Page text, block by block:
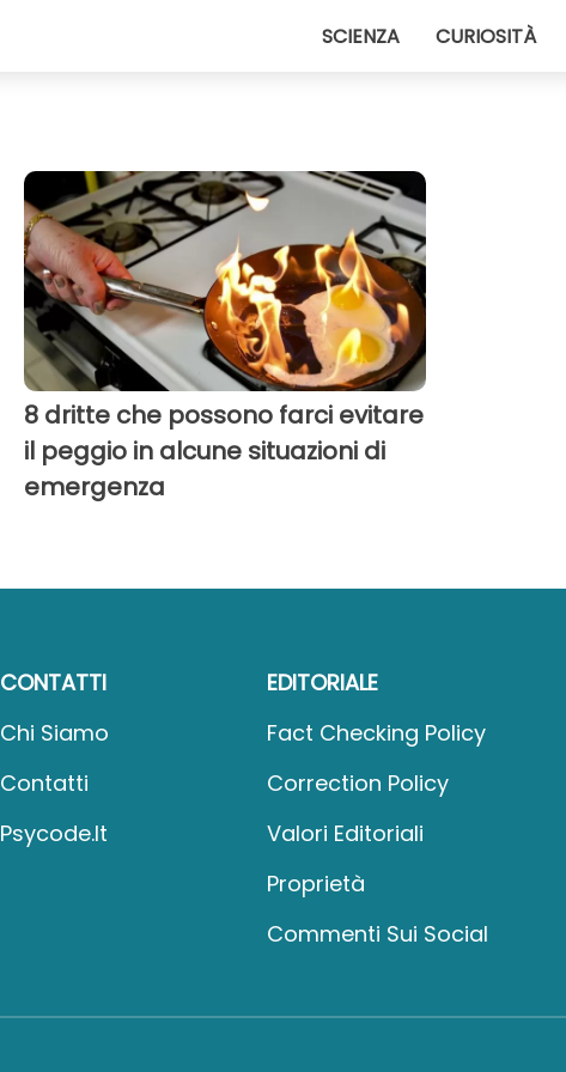
SCIENZA CURIOSITÀ
8 dritte che possono farci evitare
il peggio in alcune situazioni di
emergenza
CONTATTI
Chi Siamo
Contatti
Psycode.it
EDITORIALE
Fact Checking Policy
Correction Policy
Valori Editoriali
Proprietà
Commenti Sui Social